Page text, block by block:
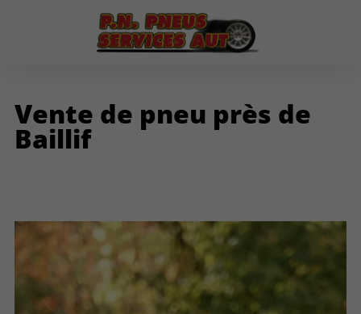
Vente de pneu près de
Baillif